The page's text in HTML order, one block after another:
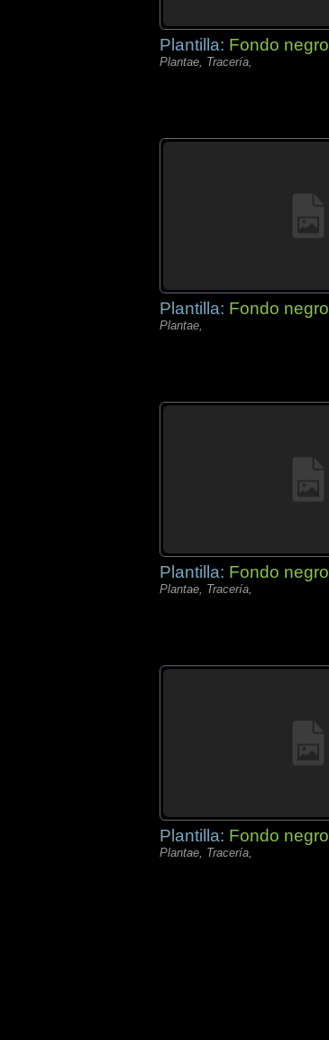
Plantilla: Fondo negro
Plantae, Tracería,
Plantilla: Fondo negro
Plantae,
Plantilla: Fondo negro
Plantae, Tracería,
Plantilla: Fondo negro
Plantae, Tracería,